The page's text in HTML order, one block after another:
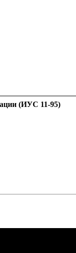
(ИУС 11-95)